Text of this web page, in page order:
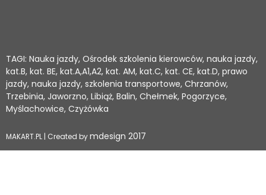
TAGI: Nauka jazdy, Ośrodek szkolenia kierowców, nauka jazdy,
kat.B, kat. BE, kat.A,A1,A2, kat. AM, kat.C, kat. CE, kat.D, prawo
jazdy, nauka jazdy, szkolenia transportowe, Chrzanów,
Trzebinia, Jaworzno, Libiąż, Balin, Chełmek, Pogorzyce,
Myślachowice, Czyżówka
MAKART.PL | Created bymdesign 2017